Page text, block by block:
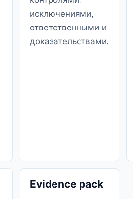
исключениями,
ответственными и
доказательствами.
Evidence pack